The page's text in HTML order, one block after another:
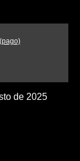
de 2025